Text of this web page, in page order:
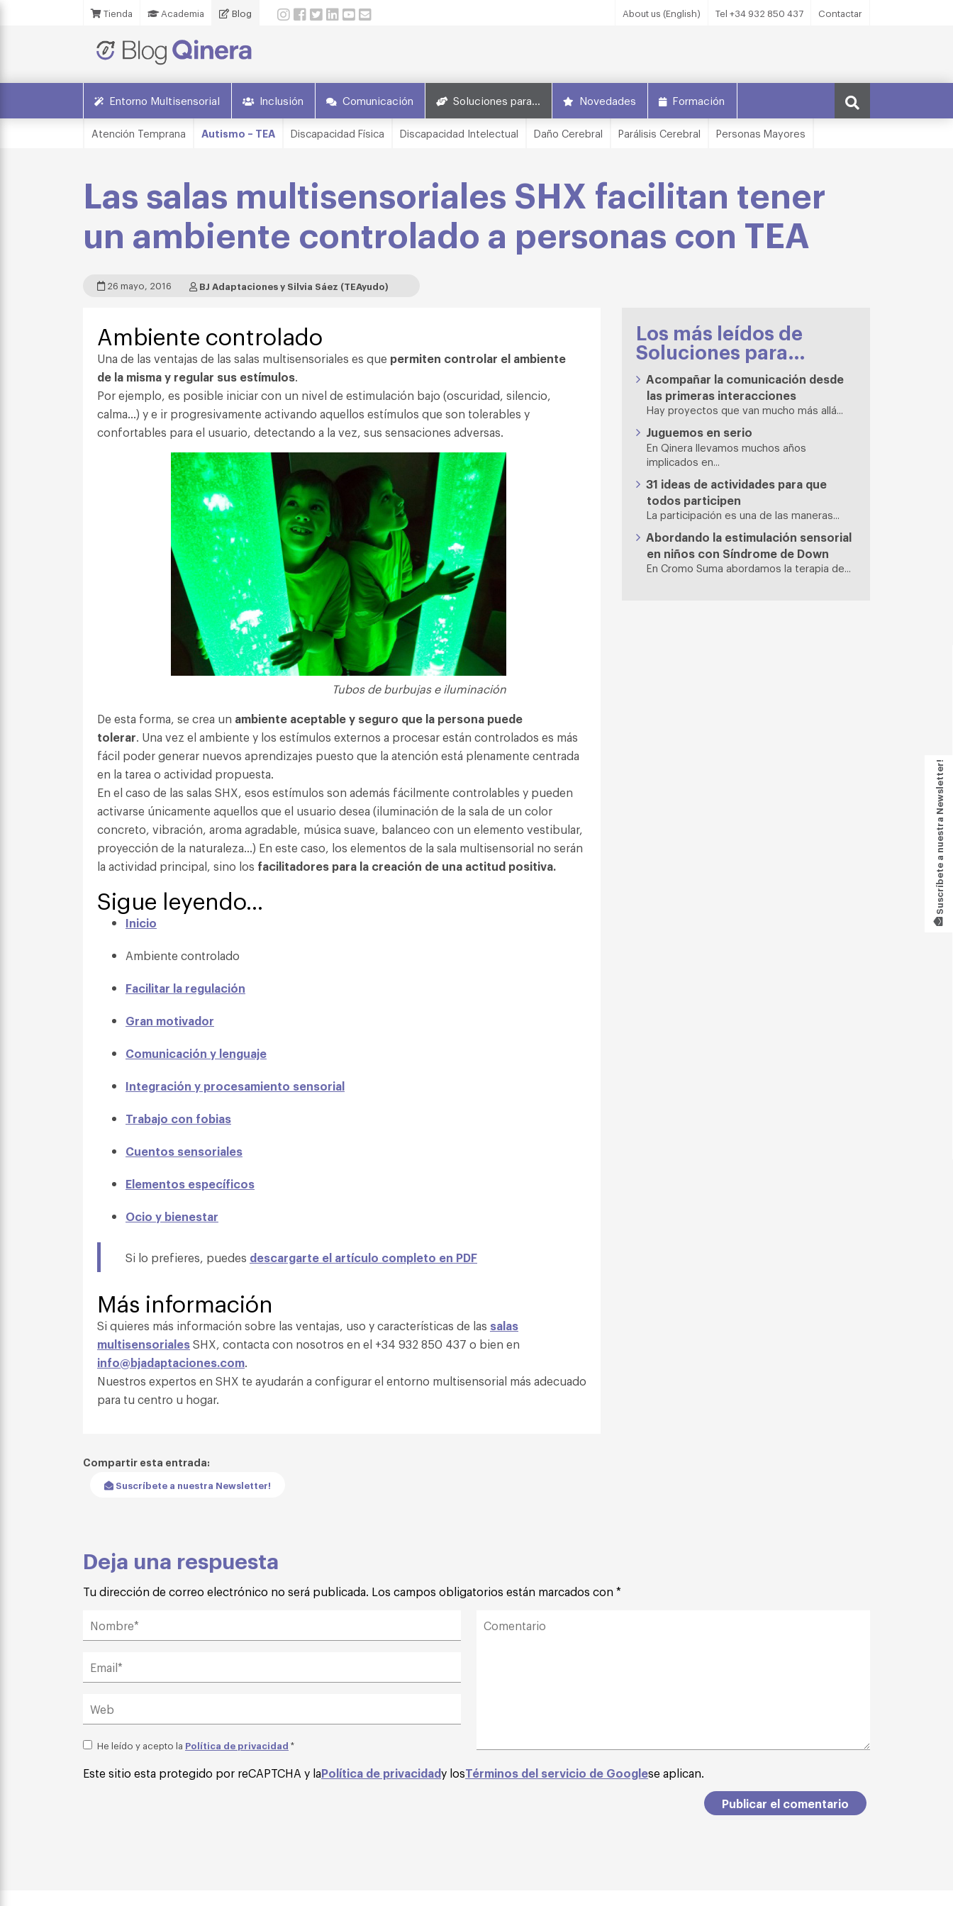
Tienda Academia Blog About us (English) Tel +34 932 850 437 Contactar
Entorno Multisensorial Inclusión Comunicación Soluciones para… Novedades Formación
Suscríbete a nuestra Newsletter!
Atención Temprana Autismo – TEA Discapacidad Física Discapacidad Intelectual Daño Cerebral Parálisis Cerebral Personas Mayores
Las salas multisensoriales SHX facilitan tener
un ambiente controlado a personas con TEA
26 mayo, 2016 BJ Adaptaciones y Silvia Sáez (TEAyudo)
Ambiente controlado
Una de las ventajas de las salas multisensoriales es que permiten controlar el ambiente
de la misma y regular sus estímulos.
Por ejemplo, es posible iniciar con un nivel de estimulación bajo (oscuridad, silencio,
calma…) y e ir progresivamente activando aquellos estímulos que son tolerables y
confortables para el usuario, detectando a la vez, sus sensaciones adversas.
Tubos de burbujas e iluminación
De esta forma, se crea un ambiente aceptable y seguro que la persona puede
tolerar. Una vez el ambiente y los estímulos externos a procesar están controlados es más
fácil poder generar nuevos aprendizajes puesto que la atención está plenamente centrada
en la tarea o actividad propuesta.
En el caso de las salas SHX, esos estímulos son además fácilmente controlables y pueden
activarse únicamente aquellos que el usuario desea (iluminación de la sala de un color
concreto, vibración, aroma agradable, música suave, balanceo con un elemento vestibular,
proyección de la naturaleza…) En este caso, los elementos de la sala multisensorial no serán
la actividad principal, sino los facilitadores para la creación de una actitud positiva.
Sigue leyendo…
Inicio
Ambiente controlado
Facilitar la regulación
Gran motivador
Comunicación y lenguaje
Integración y procesamiento sensorial
Trabajo con fobias
Cuentos sensoriales
Elementos específicos
Ocio y bienestar
Si lo prefieres, puedes descargarte el artículo completo en PDF
Más información
Si quieres más información sobre las ventajas, uso y características de las salas
multisensorialesSHX, contacta con nosotros en el +34 932 850 437 o bien en
info@bjadaptaciones.com.
Nuestros expertos en SHX te ayudarán a configurar el entorno multisensorial más adecuado
para tu centro u hogar.
Los más leídos de
Soluciones para…
Acompañar la comunicación desde
las primeras interacciones
Hay proyectos que van mucho más allá...
Juguemos en serio
En Qinera llevamos muchos años
implicados en...
31 ideas de actividades para que
todos participen
La participación es una de las maneras...
Abordando la estimulación sensorial
en niños con Síndrome de Down
En Cromo Suma abordamos la terapia de...
Compartir esta entrada:
Suscríbete a nuestra Newsletter!
Deja una respuesta
Tu dirección de correo electrónico no será publicada. Los campos obligatorios están marcados con *
He leído y acepto la Política de privacidad *
Este sitio esta protegido por reCAPTCHA y laPolítica de privacidady losTérminos del servicio de Googlese aplican.